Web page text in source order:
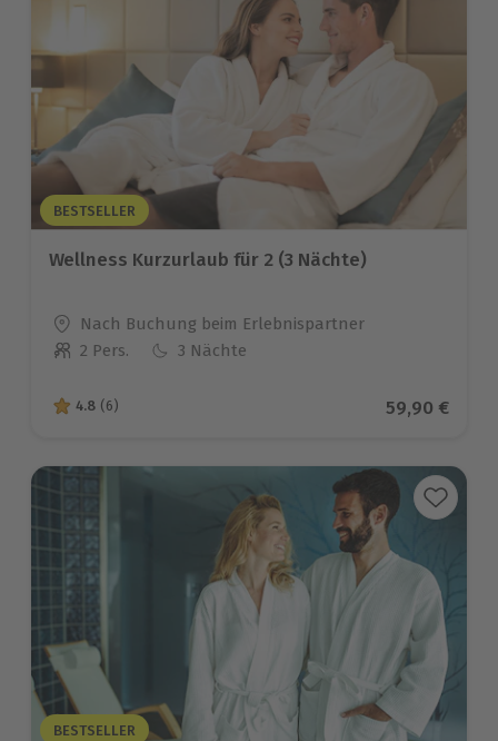
BESTSELLER
Wellness Kurzurlaub für 2 (3 Nächte)
Standort
Nach Buchung beim Erlebnispartner
Anzahl der Teilnehmer
2 Pers. 3 Nächte
4.8 von 5 Sternen basierend auf 6 Bewertungen
4.8 (6) Aktueller
59,90 €
BESTSELLER